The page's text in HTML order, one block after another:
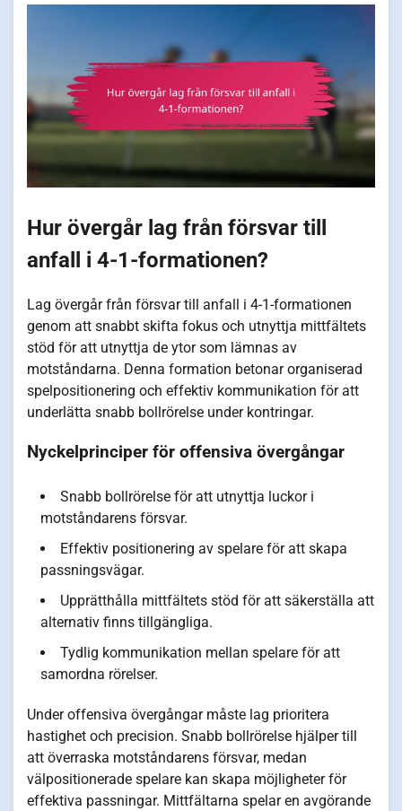
Hur övergår lag från försvar till
anfall i 4-1-formationen?
Lag övergår från försvar till anfall i 4-1-formationen
genom att snabbt skifta fokus och utnyttja mittfältets
stöd för att utnyttja de ytor som lämnas av
motståndarna. Denna formation betonar organiserad
spelpositionering och effektiv kommunikation för att
underlätta snabb bollrörelse under kontringar.
Nyckelprinciper för offensiva övergångar
Snabb bollrörelse för att utnyttja luckor i
motståndarens försvar.
Effektiv positionering av spelare för att skapa
passningsvägar.
Upprätthålla mittfältets stöd för att säkerställa att
alternativ finns tillgängliga.
Tydlig kommunikation mellan spelare för att
samordna rörelser.
Under offensiva övergångar måste lag prioritera
hastighet och precision. Snabb bollrörelse hjälper till
att överraska motståndarens försvar, medan
välpositionerade spelare kan skapa möjligheter för
effektiva passningar. Mittfältarna spelar en avgörande